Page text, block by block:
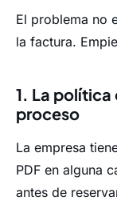
El problema no
la factura.
1. La política
proceso
La empresa
PDF en alguna
antes de